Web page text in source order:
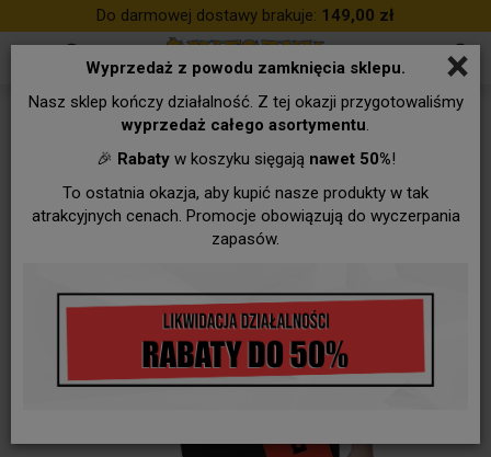
×
Wyprzedaż z powodu zamknięcia sklepu.
Nasz sklep kończy działalność. Z tej okazji przygotowaliśmy
wyprzedaż całego asortymentu.
🎉 Rabatyw koszyku sięgają nawet 50%!
To ostatnia okazja, aby kupić nasze produkty w tak
atrakcyjnych cenach. Promocje obowiązują do wyczerpania
zapasów.
Do darmowej dostawy brakuje: 149,00 zł